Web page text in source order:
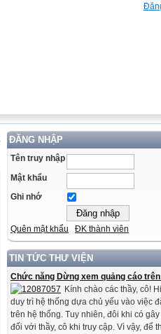
ĐĂNG NHẬP
Tên truy nhập
Mật khẩu
Ghi nhớ
Quên mật khẩu ĐK thành viên
TIN TỨC THƯ VIỆN
Chức năng Dừng xem quảng cáo
Kính chào các thầy, cô!
duy trì hệ thống dựa chủ yếu vào việc
trên hệ thống. Tuy nhiên, đôi khi có
đối với thầy, cô khi truy cập. Vì vậy, để